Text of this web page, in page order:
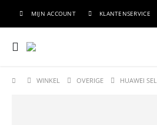
MIJN ACCOUNT KLANTENSERVICE
WINKEL OVERIGE HUAWEI